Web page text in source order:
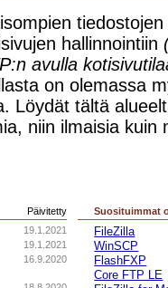
hallinnointiin
avulla
on olemassa
Löydät tältä
niin ilmaisia kuin
Päivitetty
19.1.2021
19.1.2021
16.9.2020
Suosituimmat
FileZilla
WinSCP
FlashFXP
Core FTP LE